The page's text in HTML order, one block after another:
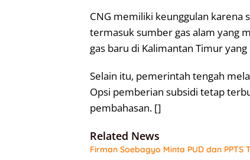
CNG memiliki keunggulan karena
termasuk sumber gas alam yang
gas baru di Kalimantan Timur
Selain itu, pemerintah tengah
Opsi pemberian subsidi tetap
pembahasan. []
Related News
Firman Soebagyo Minta PUD dan